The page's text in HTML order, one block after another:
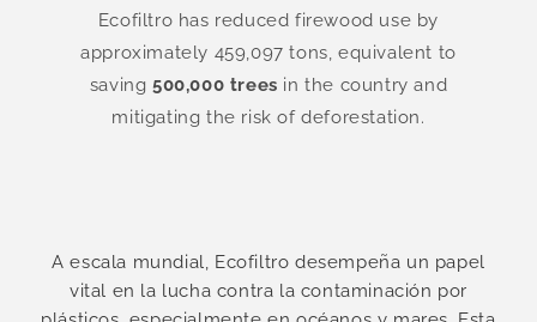
Ecofiltro has reduced firewood use by
approximately 459,097 tons, equivalent to
saving 500,000 trees in the country and
mitigating the risk of deforestation.
A escala mundial, Ecofiltro desempeña un papel
vital en la lucha contra la contaminación por